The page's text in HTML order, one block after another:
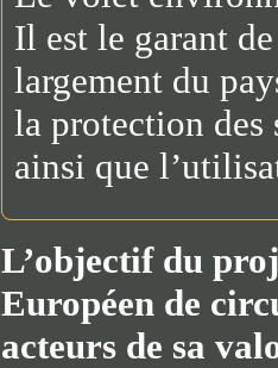
Il est le garant
largement du
la protection des
ainsi que
L’objectif du
Européen de
acteurs de sa